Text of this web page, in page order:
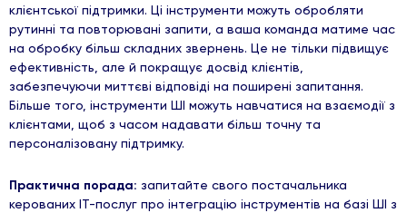
клієнтської підтримки. Ці інструменти можуть обробляти
рутинні та повторювані запити, а ваша команда матиме час
на обробку більш складних звернень. Це не тільки підвищує
ефективність, але й покращує досвід клієнтів,
забезпечуючи миттєві відповіді на поширені запитання.
Більше того, інструменти ШІ можуть навчатися на взаємодії з
клієнтами, щоб з часом надавати більш точну та
персоналізовану підтримку.
Практична порада: запитайте свого постачальника
керованих ІТ-послуг про інтеграцію інструментів на базі ШІ з